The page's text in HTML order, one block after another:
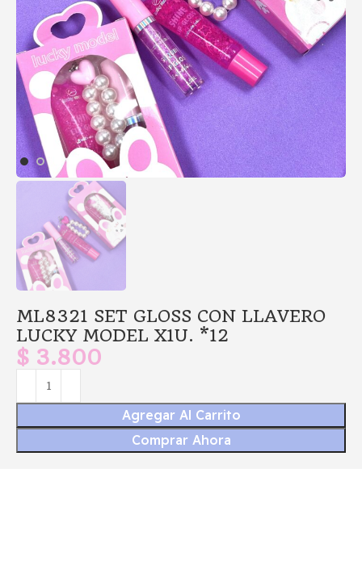
ML8321 SET GLOSS CON LLAVERO
LUCKY MODEL X1U. *12
$ 3.800
Agregar Al Carrito
Comprar Ahora